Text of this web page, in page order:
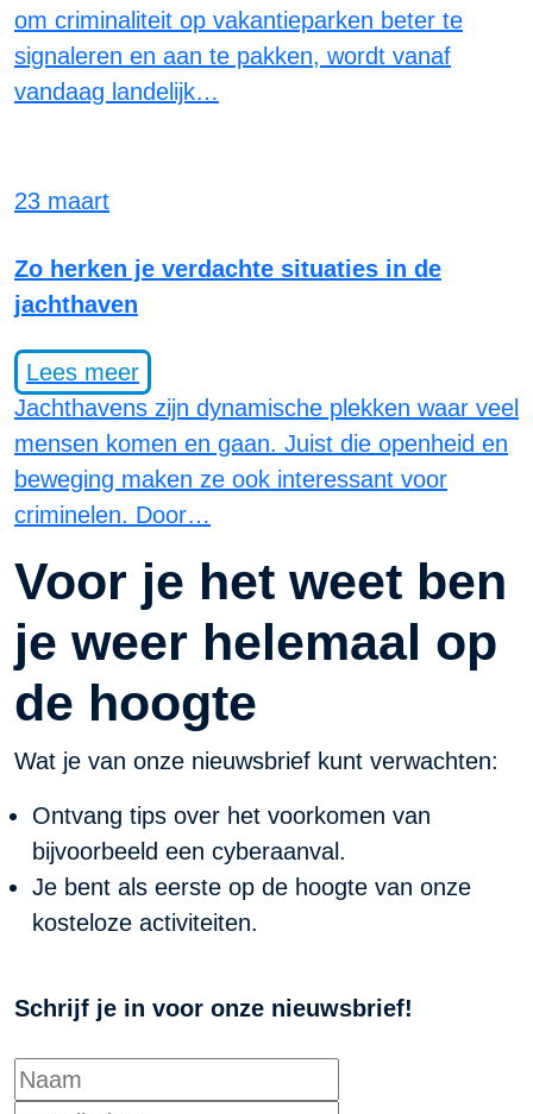
om criminaliteit op vakantieparken beter te
signaleren en aan te pakken, wordt vanaf
vandaag landelijk…
23 maart
Zo herken je verdachte situaties in de
jachthaven
Lees meer
Jachthavens zijn dynamische plekken waar veel
mensen komen en gaan. Juist die openheid en
beweging maken ze ook interessant voor
criminelen. Door…
Voor je het weet ben
je weer helemaal op
de hoogte
Wat je van onze nieuwsbrief kunt verwachten:
Ontvang tips over het voorkomen van
bijvoorbeeld een cyberaanval.
Je bent als eerste op de hoogte van onze
kosteloze activiteiten.
Schrijf je in voor onze nieuwsbrief!